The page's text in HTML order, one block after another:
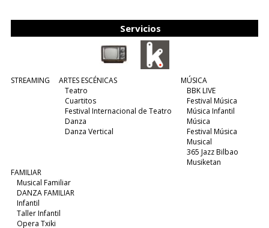
Servicios
STREAMING
ARTES ESCÉNICAS
Teatro
Cuartitos
Festival Internacional de Teatro
Danza
Danza Vertical
MÚSICA
BBK LIVE
Festival Música
Música Infantil
Música
Festival Música
Musical
365 Jazz Bilbao
Musiketan
FAMILIAR
Musical Familiar
DANZA FAMILIAR
Infantil
Taller Infantil
Opera Txiki